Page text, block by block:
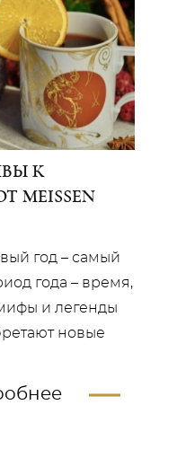
К
MEISSEN
год – самый
года – время,
и легенды
новые